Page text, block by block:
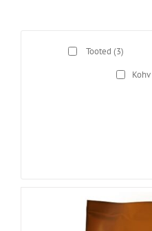
Tooted (3)
Kohv